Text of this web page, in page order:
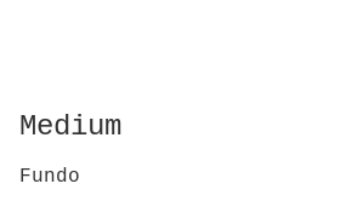
Medium
Fundo